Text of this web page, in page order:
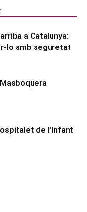
a Catalunya:
lo amb seguretat
de l’Infant